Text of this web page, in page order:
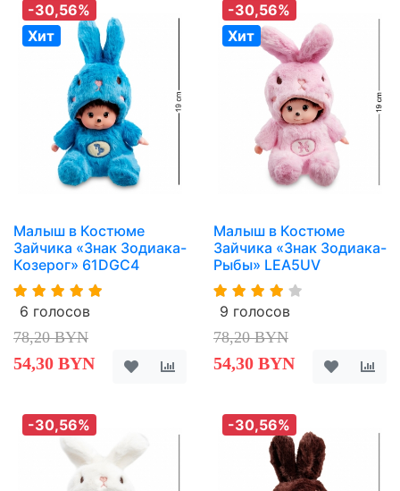
-30,56%
Хит
Малыш в Костюме
Зайчика «Знак Зодиака-
Козерог» 61DGC4
6 голосов
78,20 BYN
54,30 BYN
-30,56%
Хит
Малыш в Костюме
Зайчика «Знак Зодиака-
Рыбы» LEA5UV
9 голосов
78,20 BYN
54,30 BYN
-30,56% -30,56%